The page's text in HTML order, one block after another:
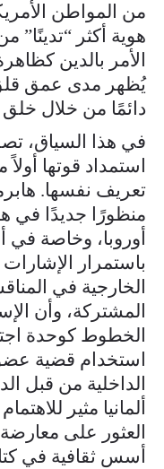
من المواطن
هوية أكثر “تدينًا”
الأمر بالدين
يُظهر مدى عمق
دائمًا من خلال
في هذا السياق،
استمداد قوتها
تعريف نفسها.
منظورًا جديدًا في
أوروبا، وخاصة في
باستمرار
الخارجية في
المشتركة، وأن
الخطوط كوحدة
استخدام قضية
الداخلية من قبل
ألمانيا مثير
العثور على
أسس ثقافية في